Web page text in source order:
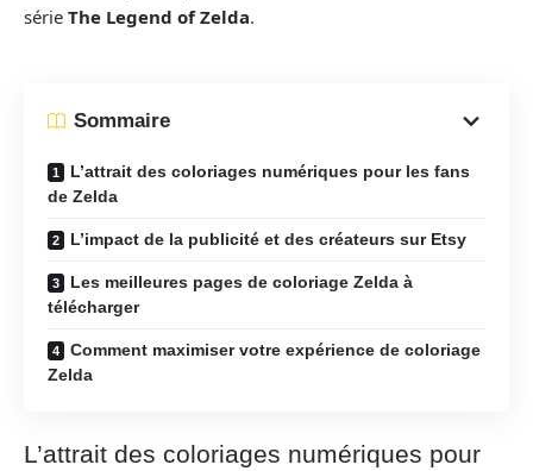
série The Legend of Zelda.
Sommaire
L’attrait des coloriages numériques pour les fans
de Zelda
L’impact de la publicité et des créateurs sur Etsy
Les meilleures pages de coloriage Zelda à
télécharger
Comment maximiser votre expérience de coloriage
Zelda
L’attrait des coloriages numériques pour